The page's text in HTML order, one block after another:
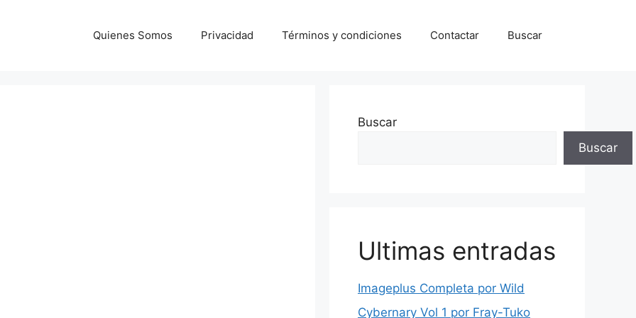
Quienes Somos Privacidad Términos y condiciones Contactar Buscar
Buscar
Buscar
Ultimas entradas
Imageplus Completa por Wild
Cybernary Vol 1 por Fray-Tuko